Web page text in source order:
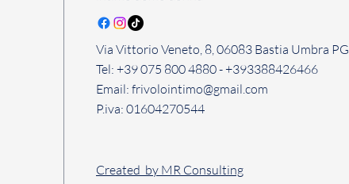
Via Vittorio Veneto, 8, 06083 Bastia Umbra PG
Tel: +39 075 800 4880 - +393388426466
Email: frivolointimo@gmail.com
P.iva: 01604270544
Created by MR Consulting